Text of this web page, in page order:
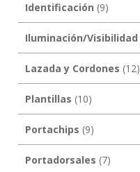
Identificación (9)
Iluminación/Visibilidad
Lazada y Cordones (12)
Plantillas (10)
Portachips (9)
Portadorsales (7)